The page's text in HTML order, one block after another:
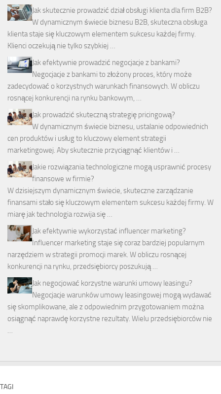
Jak skutecznie prowadzić dział obsługi klienta dla firm B2B?
W dynamicznym świecie biznesu B2B, skuteczna obsługa
klienta staje się kluczowym elementem sukcesu każdej firmy.
Klienci oczekują nie tylko szybkiej …
Jak efektywnie prowadzić negocjacje z bankami?
Negocjacje z bankami to złożony proces, który może
zadecydować o korzystnych warunkach finansowych. W obliczu
rosnącej konkurencji na rynku bankowym, …
Jak prowadzić skuteczną strategię pricingową?
W dynamicznym świecie biznesu, ustalanie odpowiednich
cen produktów i usług to kluczowy element strategii
marketingowej. Aby skutecznie przyciągnąć klientów i …
Jakie rozwiązania technologiczne mogą usprawnić procesy
finansowe w firmie?
W dzisiejszym dynamicznym świecie, skuteczne zarządzanie
finansami stało się kluczowym elementem sukcesu każdej firmy. W
miarę jak technologia rozwija się …
Jak efektywnie wykorzystać influencer marketing?
Influencer marketing staje się coraz bardziej popularnym
narzędziem w strategii promocji marek. W obliczu rosnącej
konkurencji na rynku, przedsiębiorcy poszukują …
Jak negocjować korzystne warunki umowy leasingu?
Negocjacje warunków umowy leasingowej mogą wydawać
się skomplikowane, ale z odpowiednim przygotowaniem można
osiągnąć naprawdę korzystne rezultaty. Wielu przedsiębiorców nie
…
TAGI